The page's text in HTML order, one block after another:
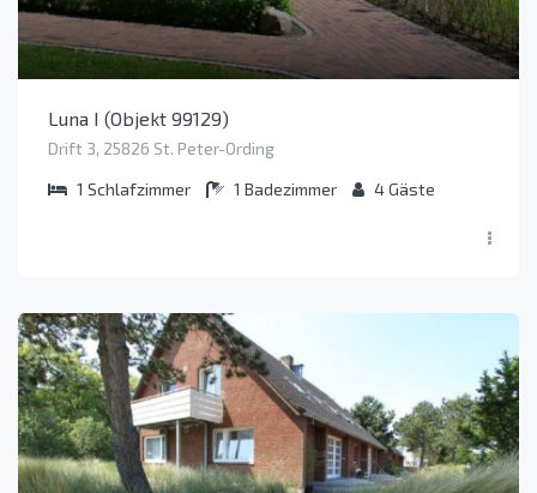
Luna I (Objekt 99129)
Drift 3, 25826 St. Peter-Ording
1 Schlafzimmer 1 Badezimmer 4Gäste